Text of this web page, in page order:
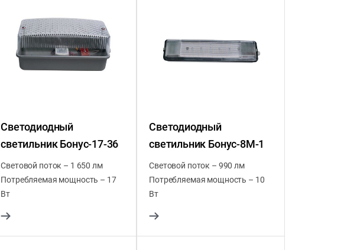
Светодиодный
светильник Бонус-17-36
Световой поток – 1 650 лм
Потребляемая мощность – 17
Вт
Светодиодный
светильник Бонус-8М-1
Световой поток – 990 лм
Потребляемая мощность – 10
Вт